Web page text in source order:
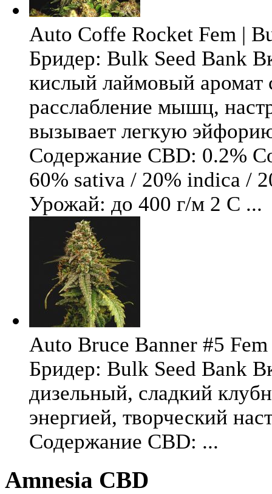
Auto Coffe Rocket Fem |
Бридер: Bulk Seed Bank
кислый лаймовый аромат
расслабление мышц,
вызывает легкую
Содержание CBD: 0.2%
60% sativa / 20% indica /
Урожай: до 400 г/м 2 С ...
Auto Bruce Banner #5
Бридер: Bulk Seed Bank
дизельный, сладкий
энергией, творческий
Содержание CBD: ...
Amnesia CBD